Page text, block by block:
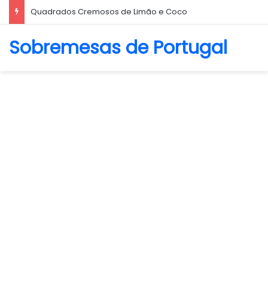
Quadrados Cremosos de Limão e Coco
Sobremesas de Portugal